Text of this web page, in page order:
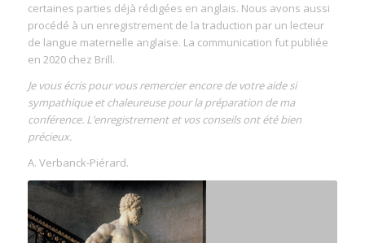
certaines parties déjà rédigées en anglais. Nous avons aussi
procédé à un enregistrement de la traduction par un lecteur
de langue maternelle anglaise. La communication fut publiée
en 2020 chez Brill.
Je vous écris pour vous remercier encore de votre aide si
sympathique et chaleureuse pour la préparation de ma
conférence. L’enregistrement et vos conseils ont été bien
précieux.
A. Verbanck-Piérard.